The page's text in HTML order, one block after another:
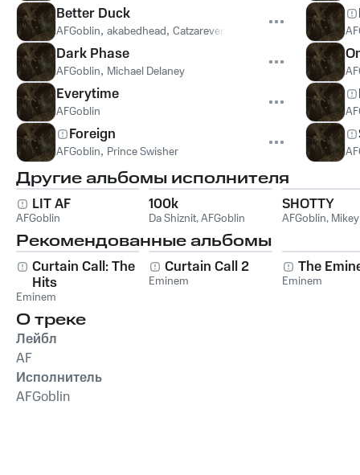
Better Duck
AFGoblin, akabedhead, Catzareverycool
Dark Phase
AFGoblin, Michael Delaney
Everytime
AFGoblin
Foreign
AFGoblin, Prince Swisher
Другие альбомы исполнителя
LIT AF
AFGoblin
100k
Da Shiznit,AFGoblin
SHOTTY
AFGoblin,
Рекомендованные альбомы
Curtain Call: The
Hits
Eminem
Curtain Call 2
Eminem
The
Eminem
О треке
Лейбл
AF
Исполнитель
AFGoblin